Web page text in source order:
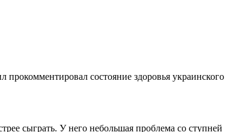
состояние здоровья украинского
сыграть. У него небольшая проблема со ступней